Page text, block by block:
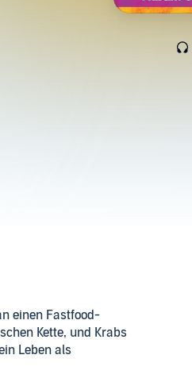
einen Fastfood-
Kette, und Krabs
Leben als
Aushilfskellner in der